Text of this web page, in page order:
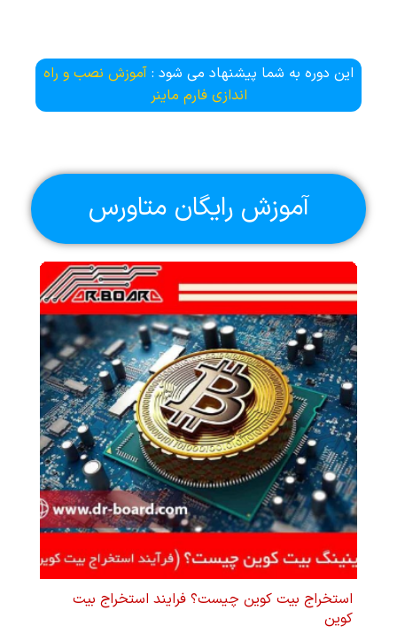
این دوره به شما پیشنهاد می شود : آموزش نصب و راه
اندازی فارم ماینر
آموزش رایگان متاورس
استخراج بیت کوین چیست؟ فرایند استخراج بیت
کوین